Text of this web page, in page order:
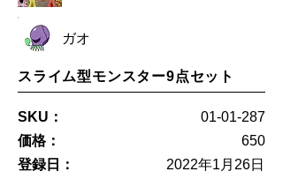
ガオ
スライム型モンスター9点セット
SKU：
01-01-287
価格：
650
登録日：
2022年1月26日